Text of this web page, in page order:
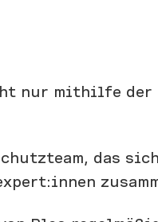
nur mithilfe
das